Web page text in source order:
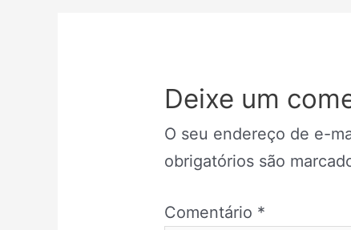
Deixe um
O seu endereço de e-
obrigatórios são
Comentário *